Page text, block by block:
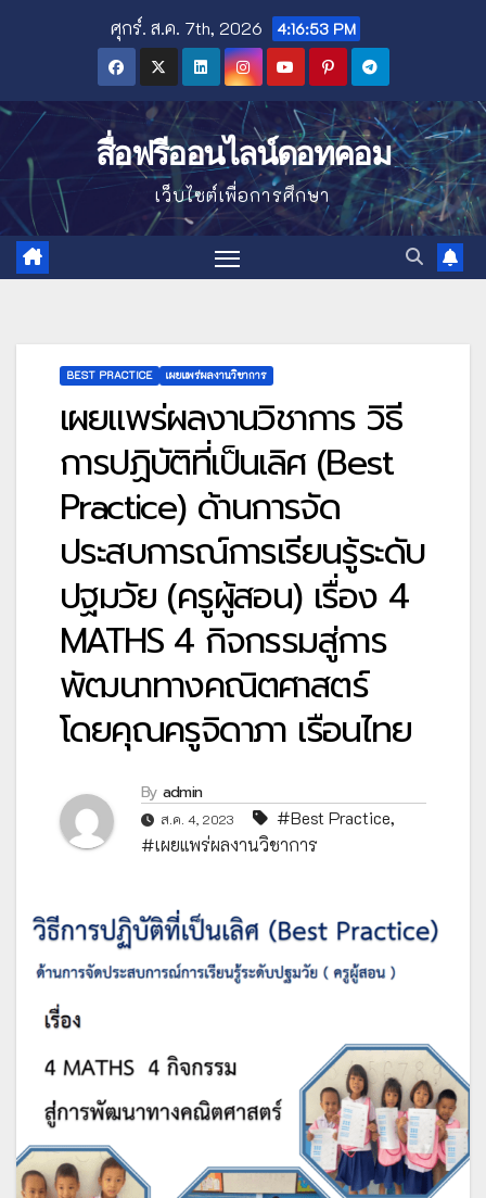
ศุกร์. ส.ค. 7th, 2026 4:16:54 PM
สื่อฟรีออนไลน์ดอทคอม
เว็บไซต์เพื่อการศึกษา
BEST PRACTICE เผยแพร่ผลงานวิชาการ
เผยแพร่ผลงานวิชาการ วิธี
การปฏิบัติที่เป็นเลิศ (Best
Practice) ด้านการจัด
ประสบการณ์การเรียนรู้ระดับ
ปฐมวัย (ครูผู้สอน) เรื่อง 4
MATHS 4 กิจกรรมสู่การ
พัฒนาทางคณิตศาสตร์
โดยคุณครูจิดาภา เรือนไทย
By admin
ส.ค. 4, 2023 #Best Practice,
#เผยแพร่ผลงานวิชาการ